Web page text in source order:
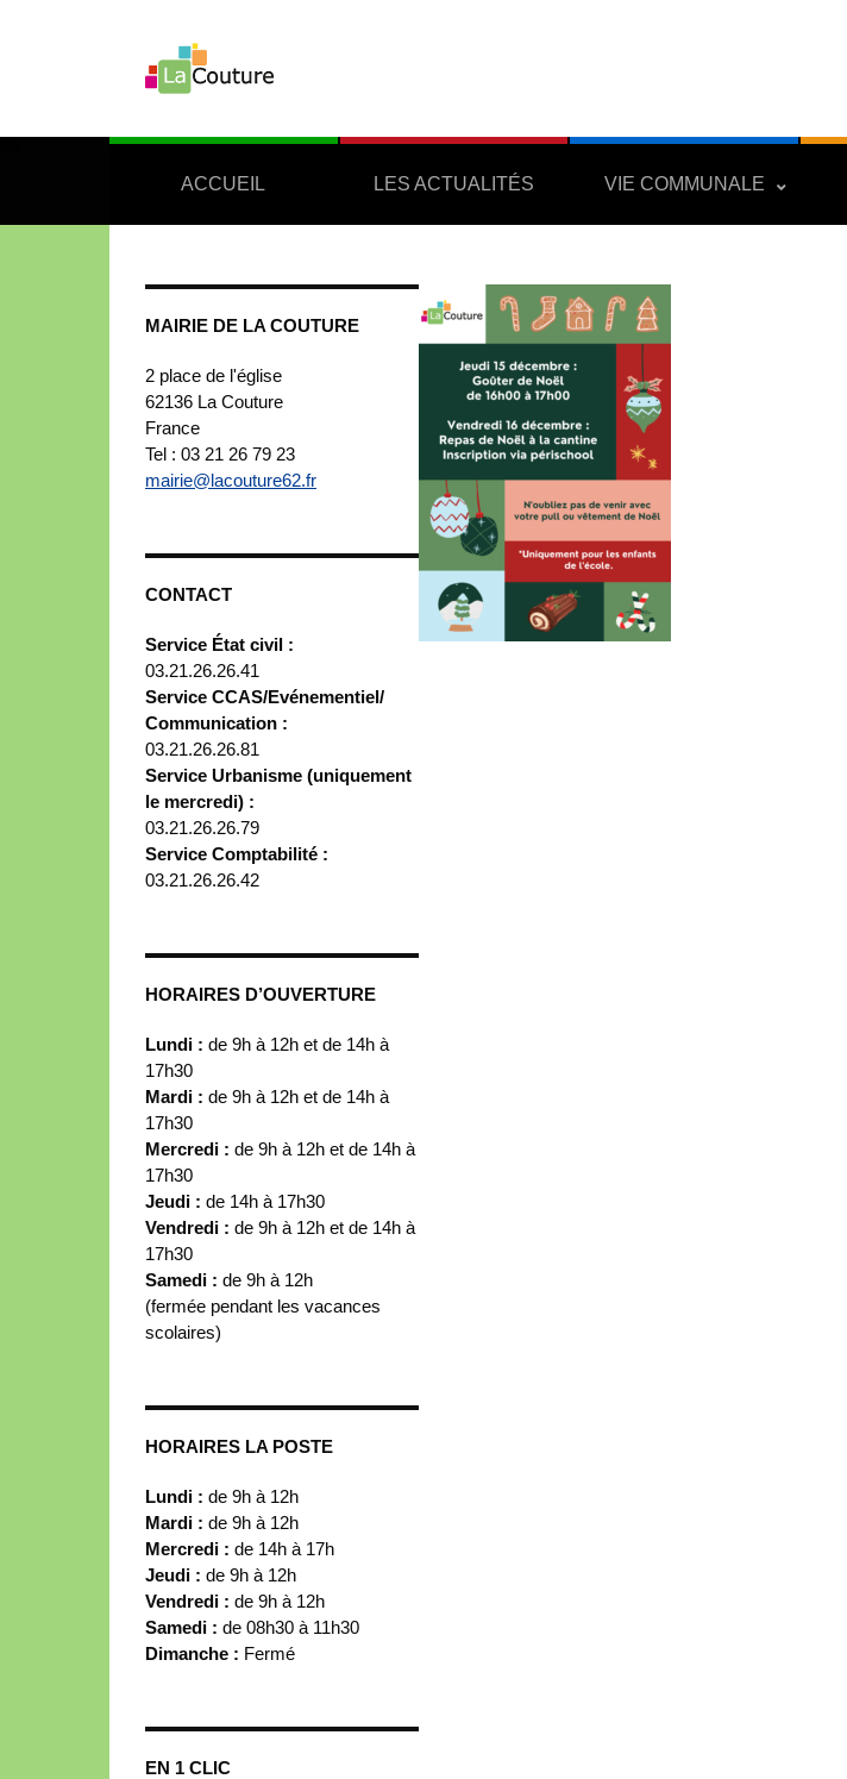
ACCUEIL LES ACTUALITÉS VIE COMMUNALE
MAIRIE DE LA COUTURE
2 place de l'église
62136 La Couture
France
Tel : 03 21 26 79 23
mairie@lacouture62.fr
CONTACT
Service État civil :
03.21.26.26.41
Service CCAS/Evénementiel/
Communication :
03.21.26.26.81
Service Urbanisme (uniquement
le mercredi) :
03.21.26.26.79
Service Comptabilité :
03.21.26.26.42
HORAIRES D’OUVERTURE
Lundi : de 9h à 12h et de 14h à
17h30
Mardi : de 9h à 12h et de 14h à
17h30
Mercredi : de 9h à 12h et de 14h à
17h30
Jeudi : de 14h à 17h30
Vendredi : de 9h à 12h et de 14h à
17h30
Samedi : de 9h à 12h
(fermée pendant les vacances
scolaires)
HORAIRES LA POSTE
Lundi : de 9h à 12h
Mardi : de 9h à 12h
Mercredi : de 14h à 17h
Jeudi : de 9h à 12h
Vendredi : de 9h à 12h
Samedi : de 08h30 à 11h30
Dimanche : Fermé
EN 1 CLIC